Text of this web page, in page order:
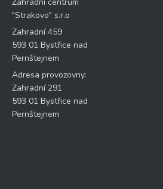
K
o
n
t
r
o
l
Kontrolní otázka
11
+
2
"Strakovo" s.r.o
Zahradní 459
593 01 Bystřice nad
Pernštejnem
Adresa provozovny:
Zahradní 291
593 01 Bystřice nad
Pernštejnem